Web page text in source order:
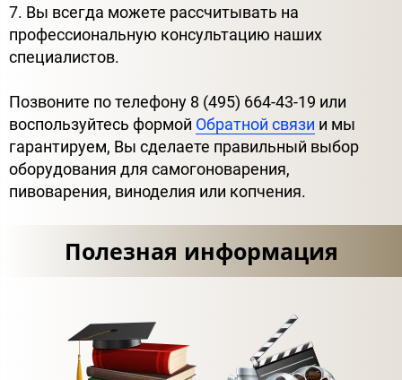
7. Вы всегда можете рассчитывать на
профессиональную консультацию наших
специалистов.
Позвоните по телефону 8 (495) 664-43-19 или
воспользуйтесь формой Обратной связи и мы
гарантируем, Вы сделаете правильный выбор
оборудования для самогоноварения,
пивоварения, виноделия или копчения.
Полезная информация